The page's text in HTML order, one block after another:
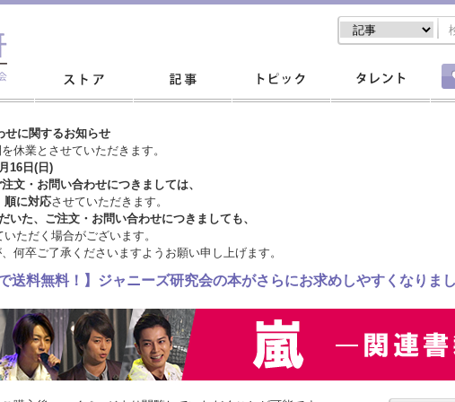
せに関するお知らせ
休業とさせていただきます。
16日(日)
文・お問い合わせにつきましては、
順に対応させていただきます。
いた、ご注文・ お問い合わせにつきましても、
いただく場合がございます。
何卒ご了承くださいますようお願い申し上げます。
送料無料！】ジャニーズ研究会の本がさらにお求めしやすくなりま